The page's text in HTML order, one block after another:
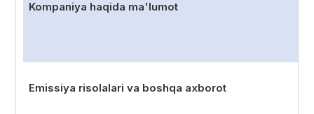
Kompaniya haqida ma'lumot
Emissiya risolalari va boshqa axborot